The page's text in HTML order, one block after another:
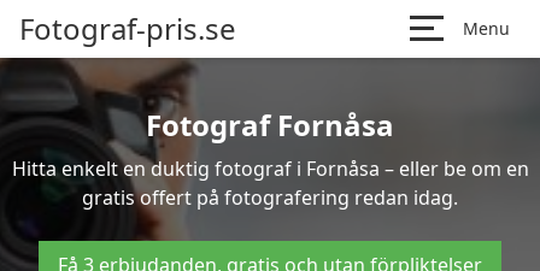
Fotograf-pris.se Menu
Fotograf Fornåsa
Hitta enkelt en duktig fotograf i Fornåsa – eller be om en
gratis offert på fotografering redan idag.
Få 3 erbjudanden, gratis och utan förpliktelser